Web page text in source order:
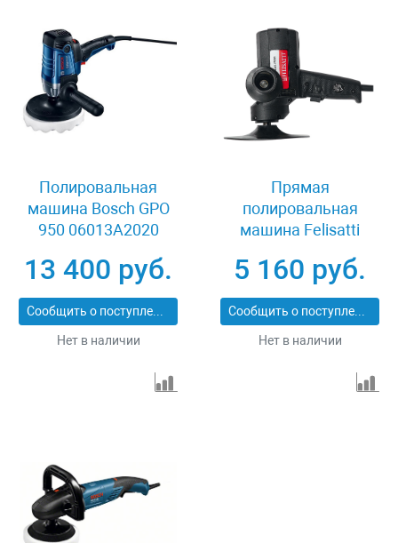
Полировальная
машина Bosch GPO
950 06013A2020
13 400 руб.
Сообщить о поступлении
Нет в наличии
Прямая
полировальная
машина Felisatti
5 160 руб.
Сообщить о поступлении
Нет в наличии